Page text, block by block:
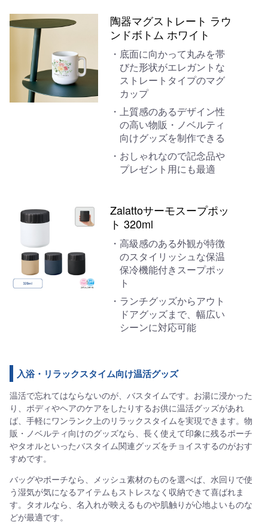
陶器マグストレート ラウ
ンドボトム ホワイト
底面に向かって丸みを帯
びた形状がエレガントな
ストレートタイプのマグ
カップ
上質感のあるデザイン性
の高い物販・ノベルティ
向けグッズを制作できる
おしゃれなので記念品や
プレゼント用にも最適
Zalattoサーモスープポッ
ト 320ml
高級感のある外観が特徴
のスタイリッシュな保温
保冷機能付きスープポッ
ト
ランチグッズからアウト
ドアグッズまで、幅広い
シーンに対応可能
入浴・リラックスタイム向け温活グッズ
温活で忘れてはならないのが、バスタイムです。お湯に浸かった
り、ボディやヘアのケアをしたりするお供に温活グッズがあれ
ば、手軽にワンランク上のリラックスタイムを実現できます。物
販・ノベルティ向けのグッズなら、長く使えて印象に残るポーチ
やタオルといったバスタイム関連グッズをチョイスするのがおす
すめです。
バッグやポーチなら、メッシュ素材のものを選べば、水回りで使
う湿気が気になるアイテムもストレスなく収納できて喜ばれま
す。タオルなら、名入れが映えるものや肌触りが心地よいものな
どが最適です。